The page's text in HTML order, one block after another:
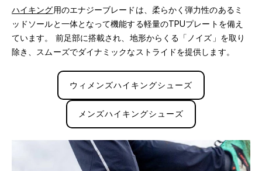
ハイキング用のエナジーブレードは、柔らかく弾力性のあるミ
ッドソールと一体となって機能する軽量のTPUプレートを備え
ています。 前足部に搭載され、地形からくる「ノイズ」を取り
除き、スムーズでダイナミックなストライドを提供します。
ウィメンズハイキングシューズ
メンズハイキングシューズ